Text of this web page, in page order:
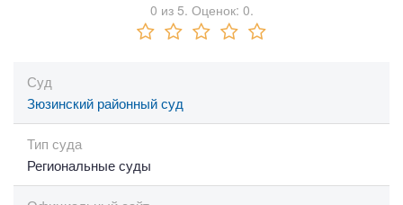
0 из 5. Оценок: 0.
Суд
Зюзинский районный суд
Тип суда
Региональные суды